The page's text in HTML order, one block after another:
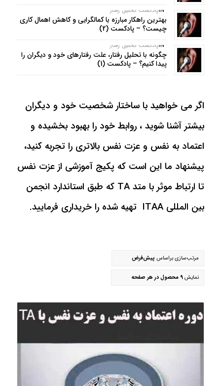
INپادکست تحلیل رفتار
بهترین راهکار مبارزه با کمالگرایی و کاهش اهمال کاری
چیست؟ – پادکست (2)
INپادکست تحلیل رفتار
چگونه با تحلیل رفتار، علت رفتارهای خود و دیگران را
پیدا کنیم؟ – پادکست (1)
اگر می خواهید با ساختار شخصیت خود و دیگران
بیشتر آشنا شوید ، روابط خود را بهبود بخشیده و
اعتماد به نفس و عزت نفس بالاتری را تجربه کنید،
پیشنهاد ما این است که پکیج آموزشی از عزت نفس
تا ارتباط موثر با متد TA که طبق استاندارد انجمن
بین المللی ITAA تهیه شده را خریداری فرمایید.
مرتب‌سازی براساس پیش‌فرض
نمایش9 محصول در هر صفحه